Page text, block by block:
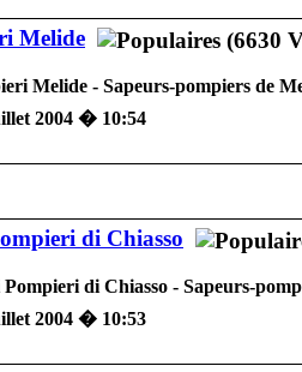
Melide
Melide - Sapeurs-pompiers de
2004 � 10:54
di Chiasso
di Chiasso - Sapeurs-
2004 � 10:53